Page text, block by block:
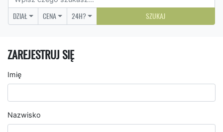
DZIAŁ CENA 24H? SZUKAJ
ZAREJESTRUJ SIĘ
Imię
Nazwisko